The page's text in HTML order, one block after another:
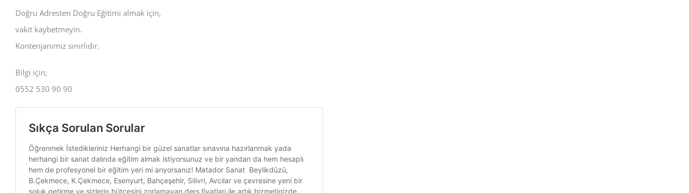
Doğru Adresten Doğru Eğitimi almak için,
vakit kaybetmeyin.
Kontenjanımız sınırlıdır.
Bilgi için;
0552 530 90 90